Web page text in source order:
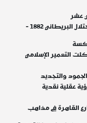
عشر
العلاقات المصرية العثمانية على عهد الإحتلال البريطاني 1882 -
التعمير الإسلامي
والتجديد
عقلية نقدية
القاهرة في مذاهب